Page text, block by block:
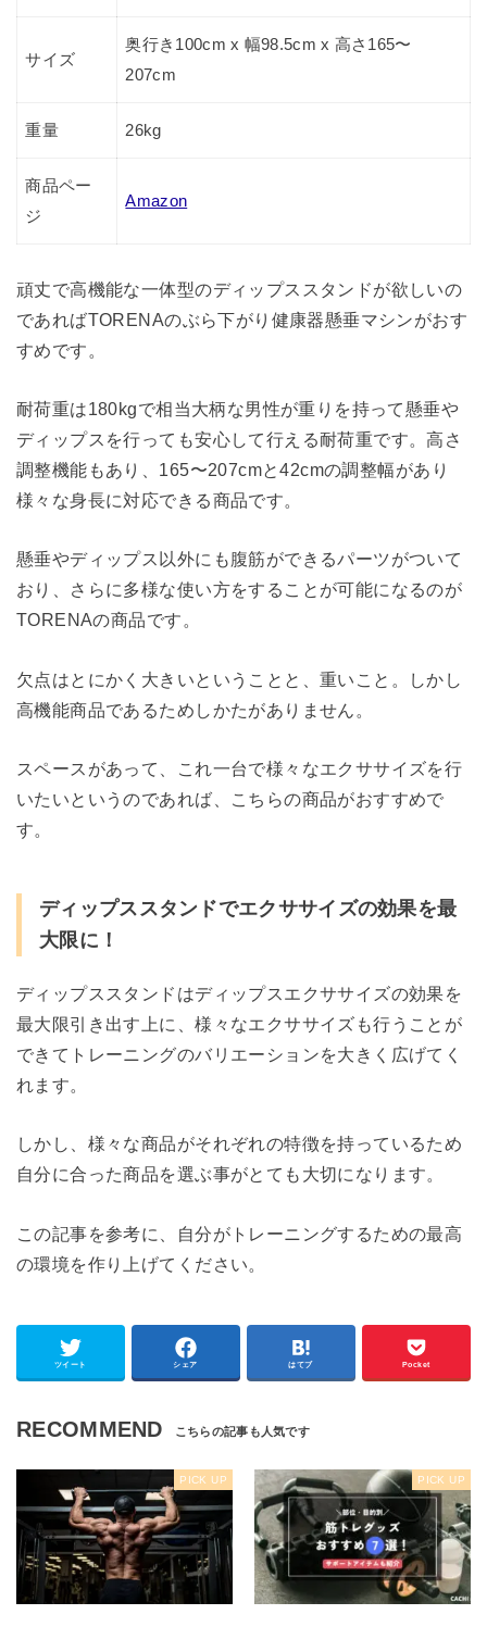
サイズ
奥行き100cm x 幅98.5cm x 高さ165〜
207cm
重量 26kg
商品ペー
ジ
Amazon
頑丈で高機能な一体型のディップススタンドが欲しいの
であればTORENAのぶら下がり健康器懸垂マシンがおす
すめです。
耐荷重は180kgで相当大柄な男性が重りを持って懸垂や
ディップスを行っても安心して行える耐荷重です。高さ
調整機能もあり、165〜207cmと42cmの調整幅があり
様々な身長に対応できる商品です。
懸垂やディップス以外にも腹筋ができるパーツがついて
おり、さらに多様な使い方をすることが可能になるのが
TORENAの商品です。
欠点はとにかく大きいということと、重いこと。しかし
高機能商品であるためしかたがありません。
スペースがあって、これ一台で様々なエクササイズを行
いたいというのであれば、こちらの商品がおすすめで
す。
ディップススタンドでエクササイズの効果を最
大限に！
ディップススタンドはディップスエクササイズの効果を
最大限引き出す上に、様々なエクササイズも行うことが
できてトレーニングのバリエーションを大きく広げてく
れます。
しかし、様々な商品がそれぞれの特徴を持っているため
自分に合った商品を選ぶ事がとても大切になります。
この記事を参考に、自分がトレーニングするための最高
の環境を作り上げてください。
ツイート シェア はてブ Pocket
RECOMMEND